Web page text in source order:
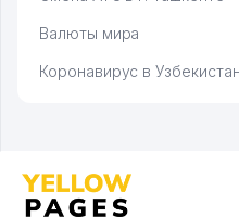
Валюты мира
Коронавирус в